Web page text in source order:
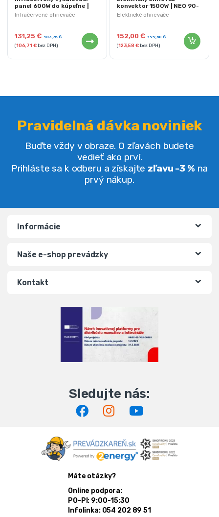
Infračervené ohrievače
panel 600W do kúpeľne |
NEO 90-103
131,25€ 183,75€
(106,71€bez DPH)
Elektrické ohrievače
konvektor 1500W | NEO 90-
091
152,00€ 199,50€
(123,58 €bez DPH)
Pravidelná dávka noviniek
Buďte vždy v obraze. O zľavách budete
vedieť ako prví.
Prihláste sa k odberu a získajte zľavu -3 % na
prvý nákup.
Informácie
Naše e-shop prevádzky
Kontakt
Máte otázky?
Online podpora:
PO-PI: 9:00-15:30
Infolinka: 054 202 89 51